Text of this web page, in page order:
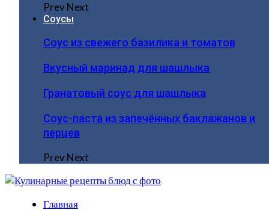
PrevNext
Соусы
Соус из свежего базилика и томатов
Вкусный маринад для шашлыка
Гранатовый соус для шашлыка
Соус-паста из запечённых баклажанов и
перцев
PrevNext
Главная